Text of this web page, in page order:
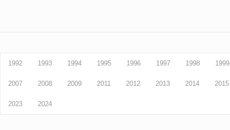
1992 1993 1994 1995 1996 1997 1998 1999
2007 2008 2009 2011 2012 2013 2014 2015
2023 2024